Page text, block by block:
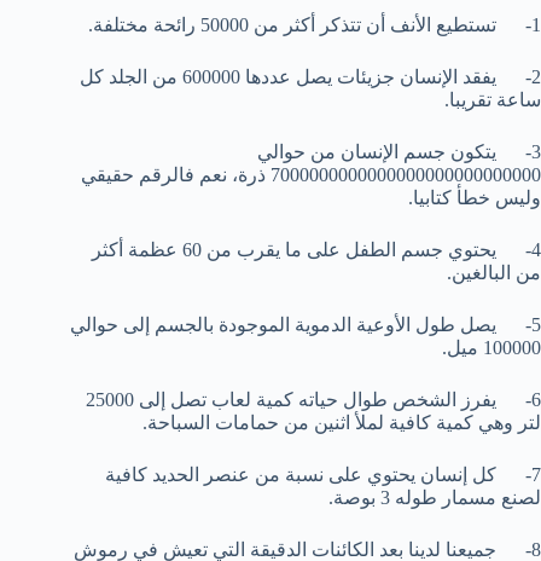
1- تستطيع الأنف أن تتذكر أكثر من 50000 رائحة مختلفة.
2- يفقد الإنسان جزيئات يصل عددها 600000 من الجلد كل
ساعة تقريبا.
3- يتكون جسم الإنسان من حوالي
7000000000000000000000000000 ذرة، نعم فالرقم حقيقي
وليس خطأ كتابيا.
4- يحتوي جسم الطفل على ما يقرب من 60 عظمة أكثر
من البالغين.
5- يصل طول الأوعية الدموية الموجودة بالجسم إلى حوالي
100000 ميل.
6- يفرز الشخص طوال حياته كمية لعاب تصل إلى 25000
لتر وهي كمية كافية لملأ اثنين من حمامات السباحة.
7- كل إنسان يحتوي على نسبة من عنصر الحديد كافية
لصنع مسمار طوله 3 بوصة.
8- جميعنا لدينا بعد الكائنات الدقيقة التي تعيش في رموش